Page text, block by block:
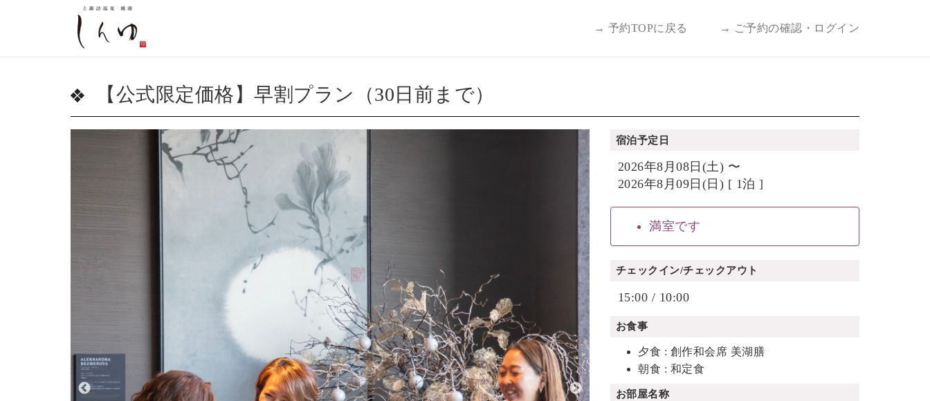
→ 予約TOPに戻る → ご予約の確認・ログイン
【公式限定価格】早割プラン（30日前まで）
宿泊予定日
2026年8月08日(土) 〜
2026年8月09日(日) [ 1泊 ]
満室です
チェックイン/チェックアウト
15:00 / 10:00
お食事
夕食 : 創作和会席 美湖膳
朝食 : 和定食
お部屋名称